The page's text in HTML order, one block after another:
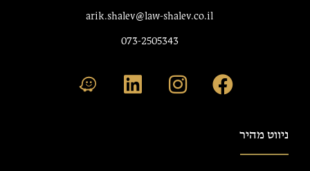
arik.shalev@law-shalev.co.il
073-2505343
ניווט מהיר